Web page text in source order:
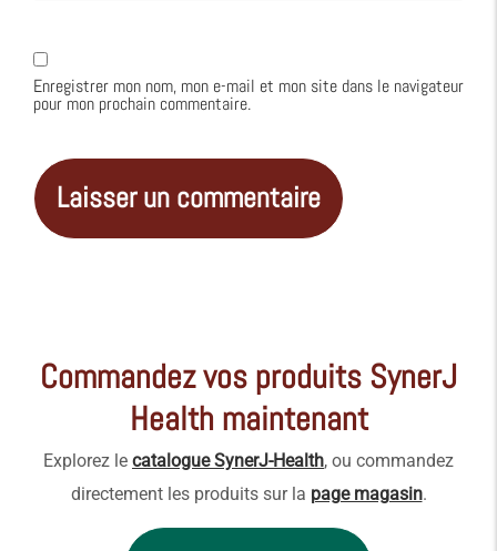
Enregistrer mon nom, mon e-mail et mon site dans le navigateur
pour mon prochain commentaire.
Commandez vos produits SynerJ
Health maintenant
Explorez le catalogue SynerJ-Health, ou commandez
directement les produits sur la page magasin.